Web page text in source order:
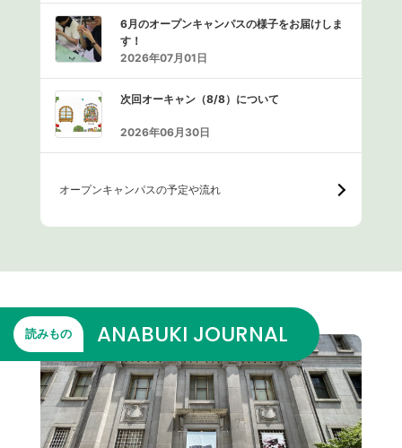
6月のオープンキャンパスの様子をお届けしま
す！
2026年07月01日
次回オーキャン（8/8）について
2026年06月30日
オープンキャンパスの予定や流れ
読みもの ANABUKI JOURNAL